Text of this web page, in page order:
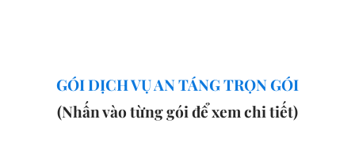
GÓI DỊCH VỤ AN TÁNG TRỌN GÓI
(Nhấn vào từng gói để xem chi tiết)